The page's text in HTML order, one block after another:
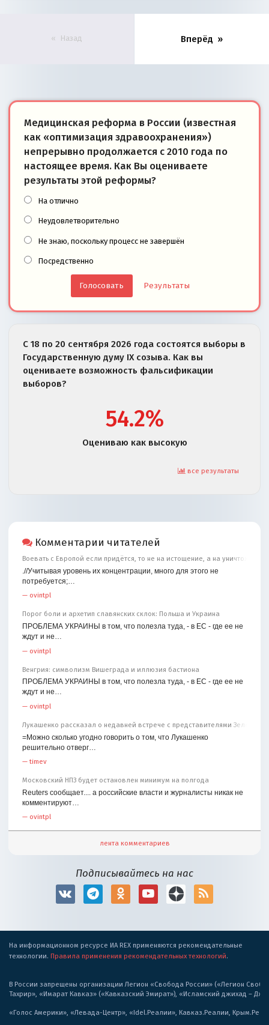
Назад Вперёд
Медицинская реформа в России (известная
как «оптимизация здравоохранения»)
непрерывно продолжается с 2010 года по
настоящее время. Как Вы оцениваете
результаты этой реформы?
На отлично
Неудовлетворительно
Не знаю, поскольку процесс не завершён
Посредственно
Результаты
С 18 по 20 сентября 2026 года состоятся выборы в
Государственную думу IX созыва. Как вы
оцениваете возможность фальсификации
выборов?
54.2%
Оцениваю как высокую
все результаты
Комментарии читателей
Воевать с Европой если придётся, то не на истощение, а на уничтожение
.//Учитывая уровень их концентрации, много для этого не
потребуется;…
— ovintpl
Порог боли и архетип славянских склок: Польша и Украина
ПРОБЛЕМА УКРАИНЫ в том, что полезла туда, - в ЕС - где ее не
ждут и не…
— ovintpl
Венгрия: символизм Вишеграда и иллюзия бастиона
ПРОБЛЕМА УКРАИНЫ в том, что полезла туда, - в ЕС - где ее не
ждут и не…
— ovintpl
Лукашенко рассказал о недавней встрече с представителями
=Можно сколько угодно говорить о том, что Лукашенко
решительно отверг…
—timev
Московский НПЗ будет остановлен минимум на полгода
Reuters сообщает.... а российские власти и журналисты никак не
комментируют…
— ovintpl
лента комментариев
Подписывайтесь на нас
На информационном ресурсе ИА REX применяются рекомендательные
технологии. Правила применения рекомендательных технологий.
В России запрещены организации Легион «Свобода России» («Легион
Тахрир», «Имарат Кавказ» («Кавказский Эмират»), «Исламский джихад –
«Голос Америки», «Левада-Центр», «Idel.Реалии», Кавказ.Реалии,